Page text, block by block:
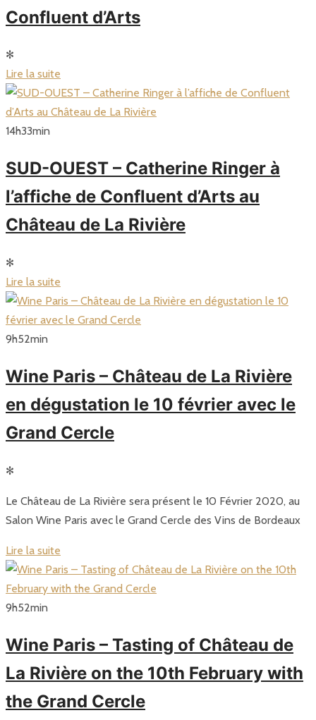
Confluent d’Arts
✻
Lire la suite
14h33min
SUD-OUEST – Catherine Ringer à
l’affiche de Confluent d’Arts au
Château de La Rivière
✻
Lire la suite
9h52min
Wine Paris – Château de La Rivière
en dégustation le 10 février avec le
Grand Cercle
✻
Le Château de La Rivière sera présent le 10 Février 2020, au
Salon Wine Paris avec le Grand Cercle des Vins de Bordeaux
Lire la suite
9h52min
Wine Paris – Tasting of Château de
La Rivière on the 10th February with
the Grand Cercle